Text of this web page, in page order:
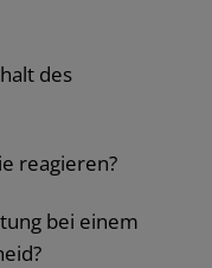
des
reagieren?
bei einem